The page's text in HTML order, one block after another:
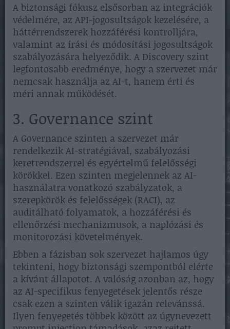
A biztonsági fókusz elsősorban az integrációk
védelmére, az API-jogosultságok kezelésére, a
háttérrendszerek hozzáférési kontrolljára,
valamint az írási és módosítási jogosultságok
szabályozására helyeződik. A Discovery szint
legfontosabb eredménye, hogy a szervezet már
nemcsak használja az AI-t, hanem érti és
méri annak működését.
3. Governance szint
A Governance szinten a szervezet már
rendelkezik AI-stratégiával, szabályozási
keretrendszerrel és egyértelmű felelősségi
körökkel. Ezen szinten megjelennek az AI-
használatra vonatkozó szabályzatok, a
szerepkörök és felelősségek (RACI), az
auditálható folyamatok, a hozzáférési és
ellenőrzési mechanizmusok, a naplózási és
monitorozási követelmények.
Ebben a fázisban sok szervezet hajlamos úgy
tekinteni, hogy biztonsági szempontból elérte
a kívánt állapotot. A valóság azonban az, hogy
az AI-specifikus fenyegetések jelentős része
csak ezen a szinten válik igazán relevánssá.
Ilyen fenyegetés többek között az úgynevezett